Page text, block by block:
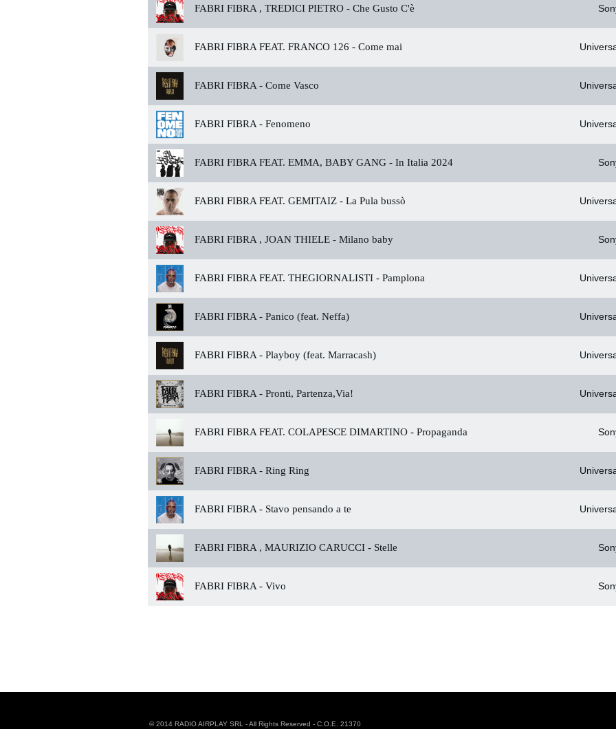
FABRI FIBRA , TREDICI PIETRO - Che Gusto C'è
FABRI FIBRA FEAT. FRANCO 126 - Come mai
FABRI FIBRA - Come Vasco
FABRI FIBRA - Fenomeno
FABRI FIBRA FEAT. EMMA, BABY GANG - In Italia 2024
FABRI FIBRA FEAT. GEMITAIZ - La Pula bussò
FABRI FIBRA , JOAN THIELE - Milano baby
FABRI FIBRA FEAT. THEGIORNALISTI - Pamplona
FABRI FIBRA - Panico (feat. Neffa)
FABRI FIBRA - Playboy (feat. Marracash)
FABRI FIBRA - Pronti, Partenza,Via!
FABRI FIBRA FEAT. COLAPESCE DIMARTINO - Propaganda
FABRI FIBRA - Ring Ring
FABRI FIBRA - Stavo pensando a te
FABRI FIBRA , MAURIZIO CARUCCI - Stelle
FABRI FIBRA - Vivo
© 2014 RADIO AIRPLAY SRL - All Rights Reserved - C.O.E. 21370